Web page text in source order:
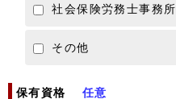
社会保険労務士事務所
その他
保有資格 任意